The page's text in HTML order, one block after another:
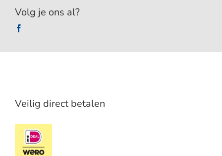
Volg je ons al?
Veilig direct betalen